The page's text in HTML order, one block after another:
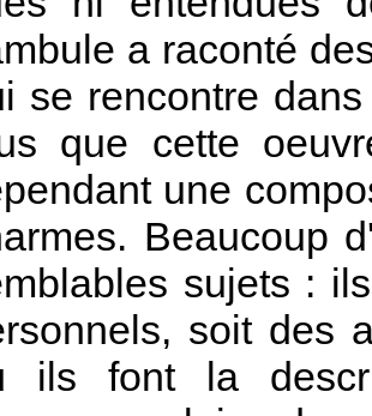
a raconté
se rencontre
que cette
une
Beaucoup
sujets :
soit des
ils font la